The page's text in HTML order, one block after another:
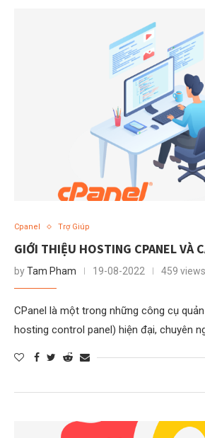
Cpanel Trợ Giúp
GIỚI THIỆU HOSTING CPANEL VÀ
byTam Pham 19-08-2022 459 views
CPanel là một trong những công cụ
hosting control panel) hiện đại, chuyên